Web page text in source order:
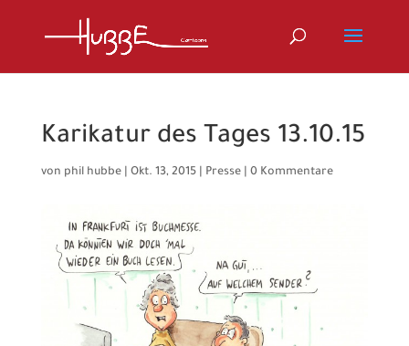
Karikatur des Tages 13.10.15
von phil hubbe| Okt. 13, 2015| Presse| 0 Kommentare